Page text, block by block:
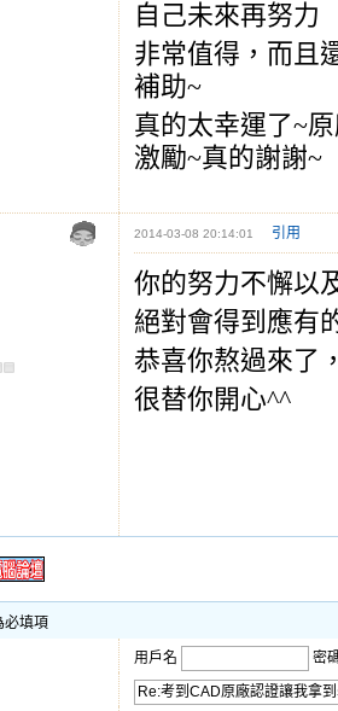
自己未來再努力
非常值得，而且
補助~
真的太幸運了~
激勵~真的謝謝~
2014-03-08 20:14:01 引用
你的努力不懈以
絕對會得到應有
恭喜你熬過來了
很替你開心^^
必填項
用戶名
密